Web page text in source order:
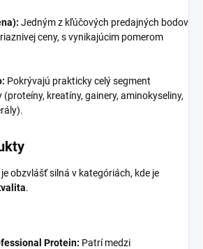
Jedným z kľúčových predajných bodov
ceny, s vynikajúcim pomerom
Pokrývajú prakticky celý segment
kreatíny, gainery, aminokyseliny,
obzvlášť silná v kategóriách, kde je
.
Protein: Patrí medzi